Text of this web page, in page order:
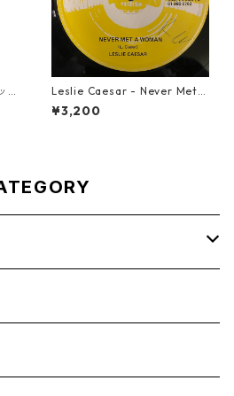
Leslie Caesar - Never Met A
Woman【12-50067】
¥3,200